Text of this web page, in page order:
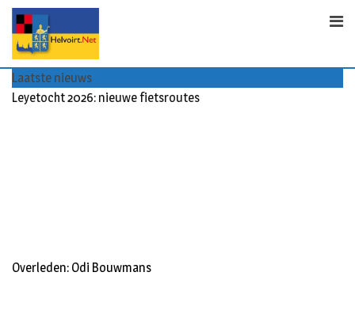
p
Laatste nieuws
Leyetocht 2026: nieuwe fietsroutes
Overleden: Odi Bouwmans